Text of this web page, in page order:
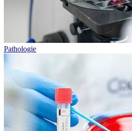
Pathologie